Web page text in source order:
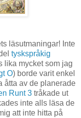
läsutmaningar! Inte
tyskspråkig
lika mycket som jag
O) borde varit enkel
åtta av de planerade
Runt 3 tråkade ut
inte alls läsa de
att inte hitta på